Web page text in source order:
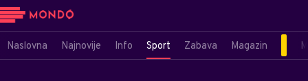
Naslovna Najnovije Info Sport Zabava Magazin